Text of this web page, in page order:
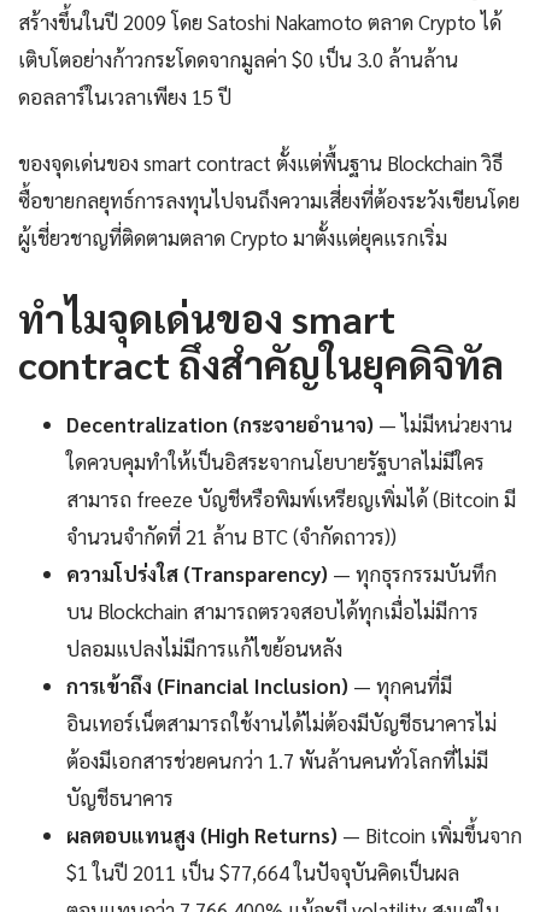
สร้างขึ้นในปี 2009 โดย Satoshi Nakamoto ตลาด Crypto ได้
เติบโตอย่างก้าวกระโดดจากมูลค่า $0 เป็น 3.0 ล้านล้าน
ดอลลาร์ในเวลาเพียง 15 ปี
ของจุดเด่นของ smart contract ตั้งแต่พื้นฐาน Blockchain วิธี
ซื้อขายกลยุทธ์การลงทุนไปจนถึงความเสี่ยงที่ต้องระวังเขียนโดย
ผู้เชี่ยวชาญที่ติดตามตลาด Crypto มาตั้งแต่ยุคแรกเริ่ม
ทำไมจุดเด่นของ smart
contract ถึงสำคัญในยุคดิจิทัล
Decentralization (กระจายอำนาจ) — ไม่มีหน่วยงาน
ใดควบคุมทำให้เป็นอิสระจากนโยบายรัฐบาลไม่มีใคร
สามารถ freeze บัญชีหรือพิมพ์เหรียญเพิ่มได้ (Bitcoin มี
จำนวนจำกัดที่ 21 ล้าน BTC (จำกัดถาวร))
ความโปร่งใส (Transparency) — ทุกธุรกรรมบันทึก
บน Blockchain สามารถตรวจสอบได้ทุกเมื่อไม่มีการ
ปลอมแปลงไม่มีการแก้ไขย้อนหลัง
การเข้าถึง (Financial Inclusion) — ทุกคนที่มี
อินเทอร์เน็ตสามารถใช้งานได้ไม่ต้องมีบัญชีธนาคารไม่
ต้องมีเอกสารช่วยคนกว่า 1.7 พันล้านคนทั่วโลกที่ไม่มี
บัญชีธนาคาร
ผลตอบแทนสูง (High Returns) — Bitcoin เพิ่มขึ้นจาก
$1 ในปี 2011 เป็น $77,664 ในปัจจุบันคิดเป็นผล